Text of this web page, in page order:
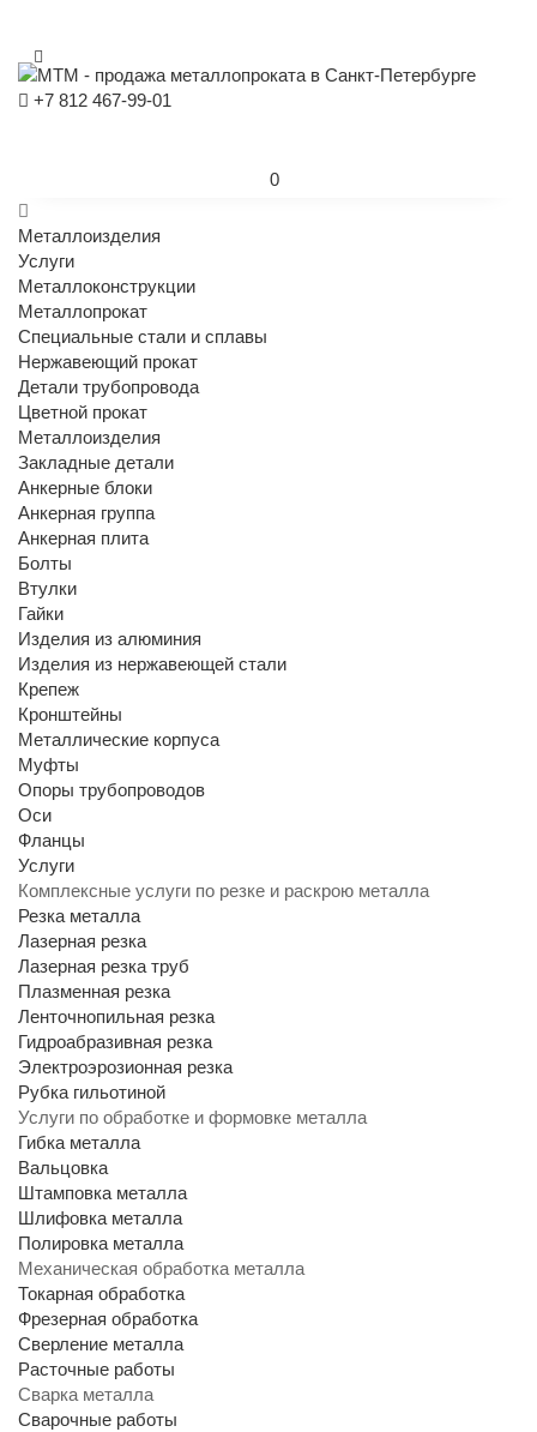
+7 812 467-99-01
0
Металлоизделия
Услуги
Металлоконструкции
Металлопрокат
Специальные стали и сплавы
Нержавеющий прокат
Детали трубопровода
Цветной прокат
Металлоизделия
Закладные детали
Анкерные блоки
Анкерная группа
Анкерная плита
Болты
Втулки
Гайки
Изделия из алюминия
Изделия из нержавеющей стали
Крепеж
Кронштейны
Металлические корпуса
Муфты
Опоры трубопроводов
Оси
Фланцы
Услуги
Комплексные услуги по резке и раскрою металла
Резка металла
Лазерная резка
Лазерная резка труб
Плазменная резка
Ленточнопильная резка
Гидроабразивная резка
Электроэрозионная резка
Рубка гильотиной
Услуги по обработке и формовке металла
Гибка металла
Вальцовка
Штамповка металла
Шлифовка металла
Полировка металла
Механическая обработка металла
Токарная обработка
Фрезерная обработка
Сверление металла
Расточные работы
Сварка металла
Сварочные работы